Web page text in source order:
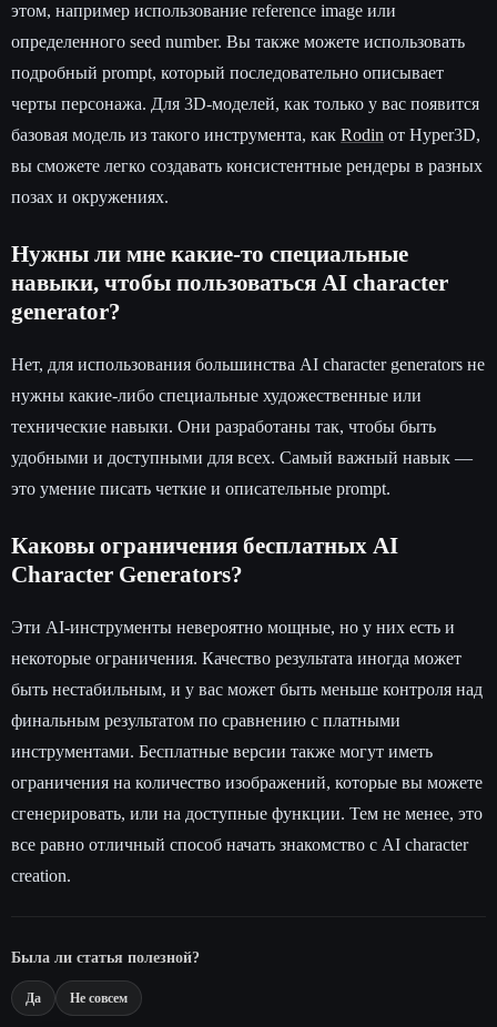
этом, например использование reference image или
определенного seed number. Вы также можете использовать
подробный prompt, который последовательно описывает
черты персонажа. Для 3D-моделей, как только у вас появится
базовая модель из такого инструмента, как Rodin от Hyper3D,
вы сможете легко создавать консистентные рендеры в разных
позах и окружениях.
Нужны ли мне какие-то специальные
навыки, чтобы пользоваться AI character
generator?
Нет, для использования большинства AI character generators не
нужны какие-либо специальные художественные или
технические навыки. Они разработаны так, чтобы быть
удобными и доступными для всех. Самый важный навык —
это умение писать четкие и описательные prompt.
Каковы ограничения бесплатных AI
Character Generators?
Эти AI-инструменты невероятно мощные, но у них есть и
некоторые ограничения. Качество результата иногда может
быть нестабильным, и у вас может быть меньше контроля над
финальным результатом по сравнению с платными
инструментами. Бесплатные версии также могут иметь
ограничения на количество изображений, которые вы можете
сгенерировать, или на доступные функции. Тем не менее, это
все равно отличный способ начать знакомство с AI character
creation.
Была ли статья полезной?
Да Не совсем